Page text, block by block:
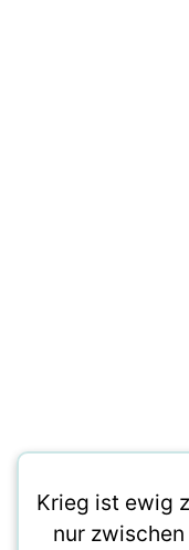
Krieg ist ewig
nur